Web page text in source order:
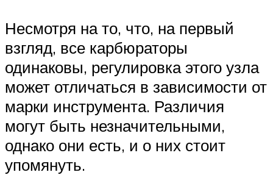
Несмотря на то, что, на первый
взгляд, все карбюраторы
одинаковы, регулировка этого узла
может отличаться в зависимости от
марки инструмента. Различия
могут быть незначительными,
однако они есть, и о них стоит
упомянуть.